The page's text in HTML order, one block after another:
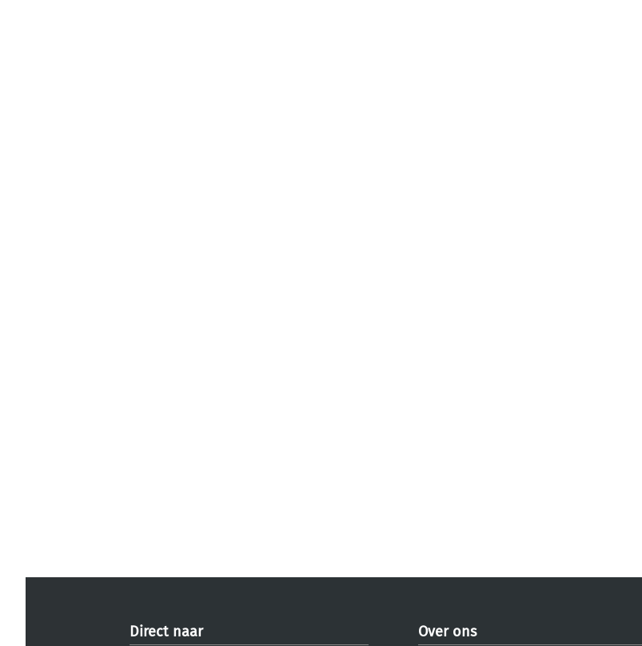
Direct naar Over ons